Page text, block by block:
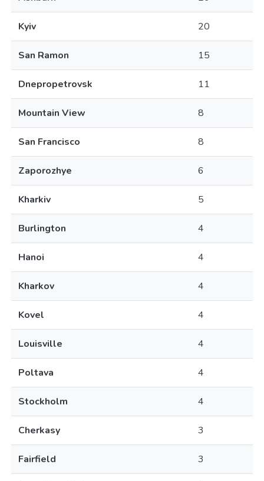
Kyiv 20
San Ramon 15
Dnepropetrovsk 11
Mountain View 8
San Francisco 8
Zaporozhye 6
Kharkiv 5
Burlington 4
Hanoi 4
Kharkov 4
Kovel 4
Louisville 4
Poltava 4
Stockholm 4
Cherkasy 3
Fairfield 3